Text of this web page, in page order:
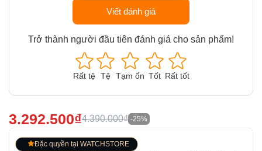
Viết đánh giá
Trở thành người đầu tiên đánh giá cho sản phẩm!
Rất tệ Tệ Tạm ổn Tốt Rất tốt
3.292.500₫4.390.000₫ -25%
Đặc quyền tại WATCHSTORE